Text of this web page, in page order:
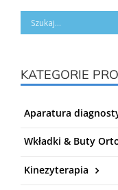
KATEGORIE
Aparatura
Wkładki & Buty
Kinezyterapia